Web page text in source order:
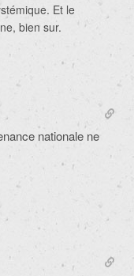
Et le
bien sur.
nationale ne